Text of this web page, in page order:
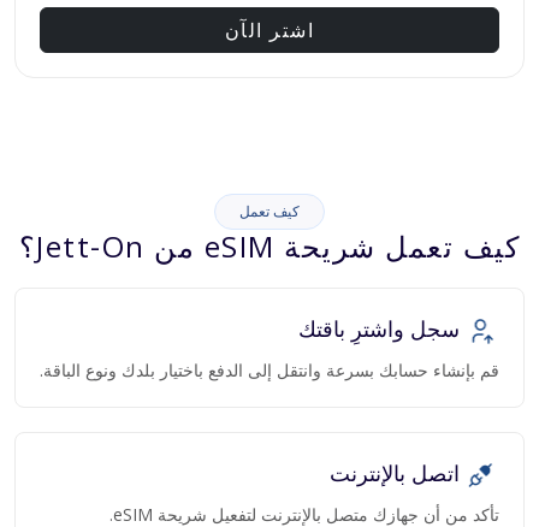
اشتر الآن
كيف تعمل
كيف تعمل شريحة eSIM من Jett-On؟
سجل واشترِ باقتك
قم بإنشاء حسابك بسرعة وانتقل إلى الدفع باختيار بلدك ونوع الباقة.
اتصل بالإنترنت
تأكد من أن جهازك متصل بالإنترنت لتفعيل شريحة eSIM.